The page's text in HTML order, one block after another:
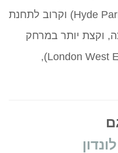
street), ממש ליד הייד פארק (Hyde Park) וקרוב לתחנת
וקצת יותר במרחק
נמצא הווסט אנד של לונדון (London West End),